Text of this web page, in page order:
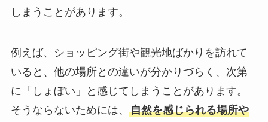
しまうことがあります。
例えば、ショッピング街や観光地ばかりを訪れて
いると、他の場所との違いが分かりづらく、次第
に「しょぼい」と感じてしまうことがあります。
そうならないためには、 自然を感じられる場所や